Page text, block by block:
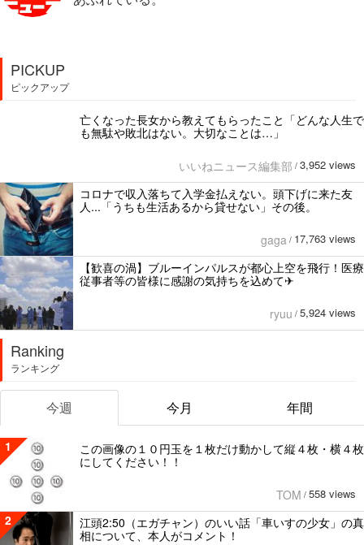
PICKUP
ピックアップ
亡くなった長女から教えてもらったこと「どんな人生で
も無駄や敗北はない。大切なことは…」
いいねニュース編集部 / 3,952 views
コロナで収入落ちて入学金払えない。頭下げに来た友
人...「うちも生活あるから貸せない」その後。
gaga / 17,763 views
【歓喜の渦】ブルーインパルスが都心上空を飛行！医療
従事者等の皆様に感謝の気持ちを込めて✈︎
ryuu / 5,924 views
Ranking
ランキング
今週 今月 年間
1
この画像の１０円玉を１枚だけ動かして縦４枚・横４枚
にしてください！！
TOM / 558 views
2
江頭2:50（エガチャン）のいい話「車いすの少女」の真
相について、本人がコメント！